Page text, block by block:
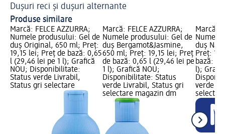
Dușuri reci și dușuri alternante
Produse similare
Marcă: FELCE AZZURRA;
Numele produsului: Gel de
duș Original, 650 ml; Preț:
19,15 lei; Preț de bază: 0,65
l (29,46 lei pe 1 l); Grafică
NOU; Disponibilitate:
Status verde Livrabil,
Status gri selectare
Marcă: FELCE AZZURRA;
Numele produsului: Gel de
duș Bergamot&Jasmine,
650 ml; Preț: 19,15 lei; Preț
de bază: 0,65 l (29,46 lei pe
1 l); Grafică NOU;
Disponibilitate: Status
verde Livrabil, Status gri
selectare magazin dm
Marcă:
Numele
duș
Preț:
bază:
l);
verde